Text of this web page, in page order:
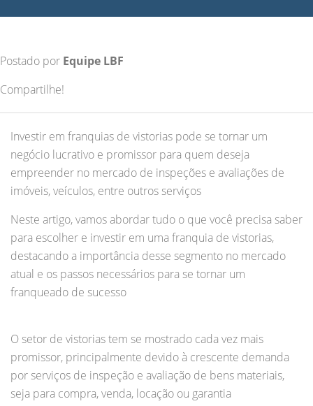
Postado por Equipe LBF
Compartilhe!
Investir em franquias de vistorias pode se tornar um
negócio lucrativo e promissor para quem deseja
empreender no mercado de inspeções e avaliações de
imóveis, veículos, entre outros serviços
Neste artigo, vamos abordar tudo o que você precisa saber
para escolher e investir em uma franquia de vistorias,
destacando a importância desse segmento no mercado
atual e os passos necessários para se tornar um
franqueado de sucesso
O setor de vistorias tem se mostrado cada vez mais
promissor, principalmente devido à crescente demanda
por serviços de inspeção e avaliação de bens materiais,
seja para compra, venda, locação ou garantia